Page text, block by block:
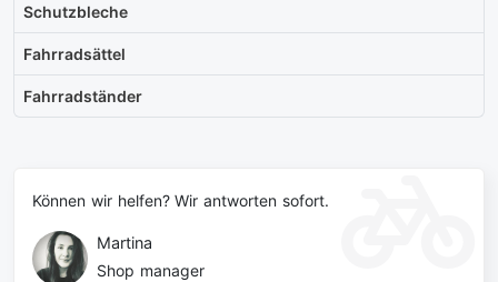
Schutzbleche
Fahrradsättel
Fahrradständer
Können wir helfen? Wir antworten sofort.
Martina
Shop manager